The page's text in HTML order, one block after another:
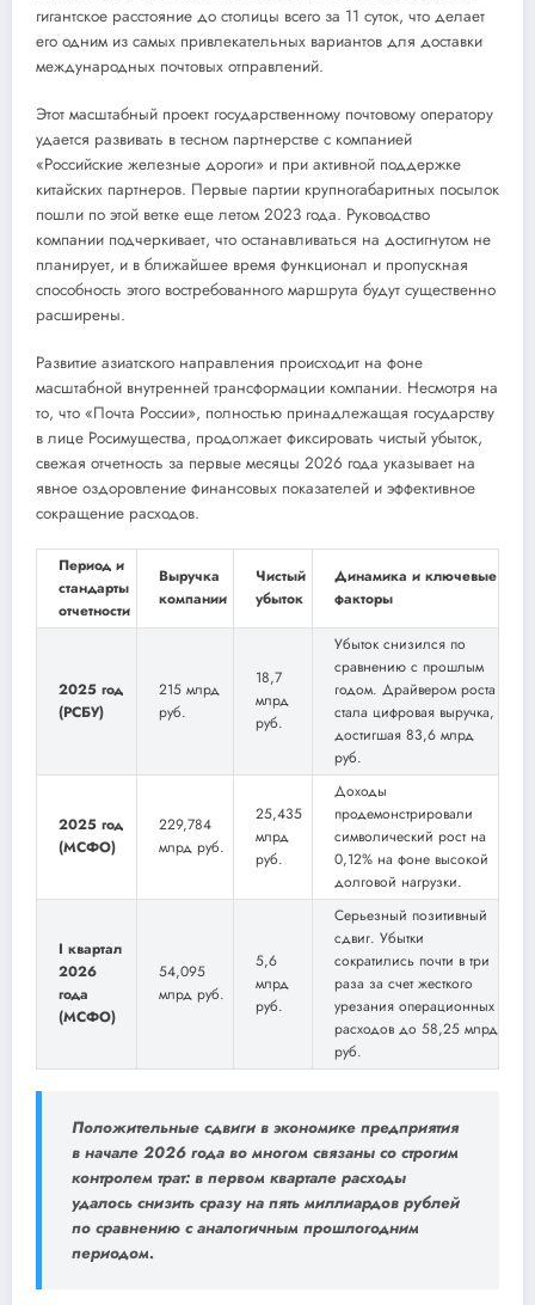
гигантское расстояние до столицы всего за 11 суток, что делает
его одним из самых привлекательных вариантов для доставки
международных почтовых отправлений.
Этот масштабный проект государственному почтовому оператору
удается развивать в тесном партнерстве с компанией
«Российские железные дороги» и при активной поддержке
китайских партнеров. Первые партии крупногабаритных посылок
пошли по этой ветке еще летом 2023 года. Руководство
компании подчеркивает, что останавливаться на достигнутом не
планирует, и в ближайшее время функционал и пропускная
способность этого востребованного маршрута будут существенно
расширены.
Развитие азиатского направления происходит на фоне
масштабной внутренней трансформации компании. Несмотря на
то, что «Почта России», полностью принадлежащая государству
в лице Росимущества, продолжает фиксировать чистый убыток,
свежая отчетность за первые месяцы 2026 года указывает на
явное оздоровление финансовых показателей и эффективное
сокращение расходов.
Период и
стандарты
отчетности
Выручка
компании
Чистый
убыток
Динамика и ключевые
факторы
2025 год
(РСБУ)
215 млрд
руб.
18,7
млрд
руб.
Убыток снизился по
сравнению с прошлым
годом. Драйвером роста
стала цифровая выручка,
достигшая 83,6 млрд
руб.
2025 год
(МСФО)
229,784
млрд руб.
25,435
млрд
руб.
Доходы
продемонстрировали
символический рост на
0,12% на фоне высокой
долговой нагрузки.
I квартал
2026
года
(МСФО)
54,095
млрд руб.
5,6
млрд
руб.
Серьезный позитивный
сдвиг. Убытки
сократились почти в три
раза за счет жесткого
урезания операционных
расходов до 58,25 млрд
руб.
Положительные сдвиги в экономике предприятия
в начале 2026 года во многом связаны со строгим
контролем трат: в первом квартале расходы
удалось снизить сразу на пять миллиардов рублей
по сравнению с аналогичным прошлогодним
периодом.